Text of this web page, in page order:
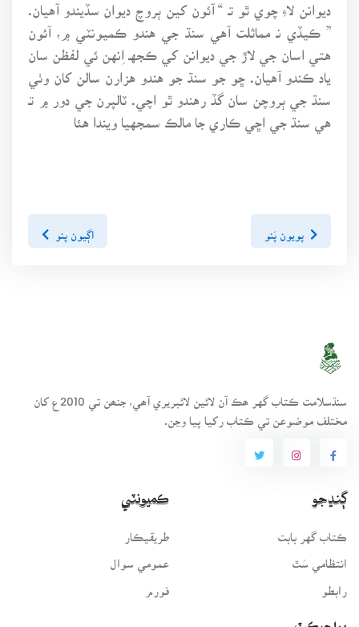
ديوانن لاءِ چوي ٿو تـ “ آئون کين ٻروچ ديوان سڏيندو آهيان.
” ڪيڏي نـ مماثلت آهي سنڌ جي هندو ڪميونٽي ۾، آئون
هتي اسان جي لاڙ جي ديوانن کي ڪجهـ اِنهن ئي لفظن سان
ياد ڪندو آهيان. ڇو جو سنڌ جو هندو هزارن سالن کان وٺي
سنڌ جي ٻروچن سان گڏ رهندو ٿو اچي. ٽالپرن جي دور ۾ تـ
هي سنڌ جي اڇي ڪاري جا مالڪ سمجهيا ويندا هئا
اڳيون پنو
سنڌسلامت ڪتاب گهر ھڪ آن لائين لائبريري آھي، جنھن تي 2010ع کان
مختلف موضوعن تي ڪتاب رکيا پيا وڃن.
ڳنڍجو
ڪتاب گهر بابت
انتظامي سَٿ
رابطو
ڪميونٽي
طريقيڪار
عمومي سوال
فورم